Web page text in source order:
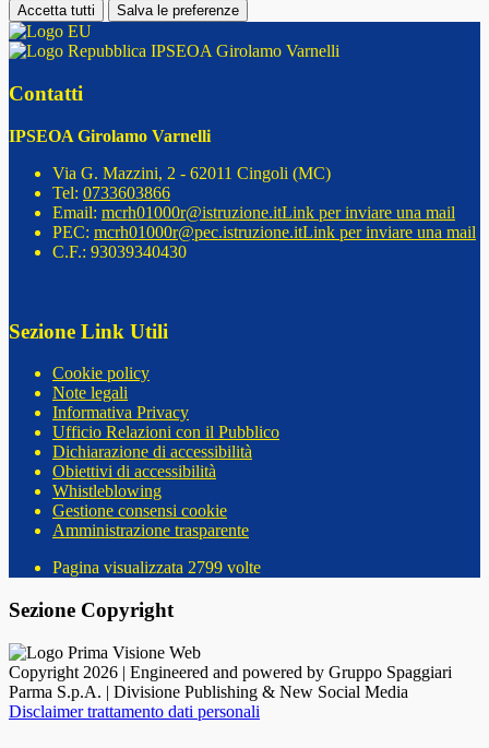
Accetta tutti Salva le preferenze
IPSEOA Girolamo Varnelli
Contatti
IPSEOA Girolamo Varnelli
Via G. Mazzini, 2 - 62011 Cingoli (MC)
Tel: 0733603866
Email: mcrh01000r@istruzione.itLink per inviare una mail
PEC: mcrh01000r@pec.istruzione.itLink per inviare una mail
C.F.: 93039340430
Sezione Link Utili
Cookie policy
Note legali
Informativa Privacy
Ufficio Relazioni con il Pubblico
Dichiarazione di accessibilità
Obiettivi di accessibilità
Whistleblowing
Gestione consensi cookie
Amministrazione trasparente
Pagina visualizzata 2799 volte
Sezione Copyright
Copyright 2026 | Engineered and powered by Gruppo Spaggiari
Parma S.p.A. | Divisione Publishing & New Social Media
Disclaimer trattamento dati personali